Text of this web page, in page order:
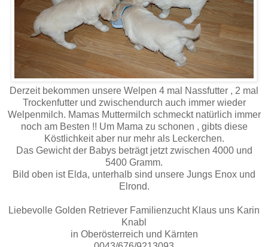
Derzeit bekommen unsere Welpen 4 mal Nassfutter , 2 mal
Trockenfutter und zwischendurch auch immer wieder
Welpenmilch. Mamas Muttermilch schmeckt natürlich immer
noch am Besten !! Um Mama zu schonen , gibts diese
Köstlichkeit aber nur mehr als Leckerchen.
Das Gewicht der Babys beträgt jetzt zwischen 4000 und
5400 Gramm.
Bild oben ist Elda, unterhalb sind unsere Jungs Enox und
Elrond.
Liebevolle Golden Retriever Familienzucht Klaus uns Karin
Knabl
in Oberösterreich und Kärnten